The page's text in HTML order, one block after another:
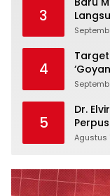
3
4
5
Dr.
Agustus